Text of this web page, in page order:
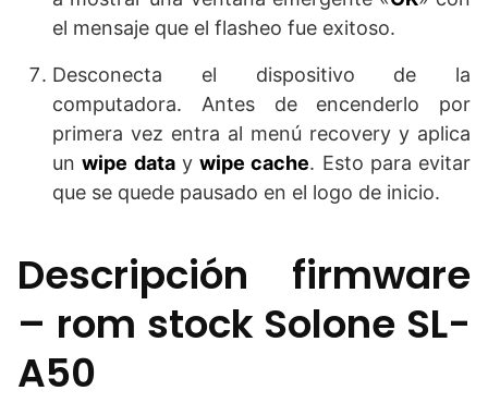
el mensaje que el flasheo fue exitoso.
Desconecta el dispositivo de la
computadora. Antes de encenderlo por
primera vez entra al menú recovery y aplica
unwipe datay wipe cache. Esto para evitar
que se quede pausado en el logo de inicio.
Descripción firmware
– rom stock Solone SL-
A50